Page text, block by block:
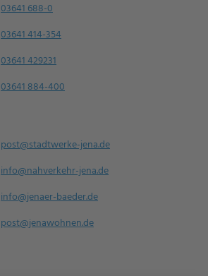
03641 688-0
03641 414-354
03641 429231
03641 884-400
post@stadtwerke-jena.de
info@nahverkehr-jena.de
info@jenaer-baeder.de
post@jenawohnen.de